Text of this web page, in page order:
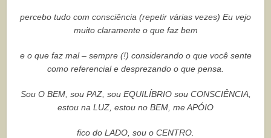
percebo tudo com consciência (repetir várias vezes) Eu vejo
muito claramente o que faz bem
e o que faz mal – sempre (!) considerando o que você sente
como referencial e desprezando o que pensa.
Sou O BEM, sou PAZ, sou EQUILÍBRIO sou CONSCIÊNCIA,
estou na LUZ, estou no BEM, me APÓIO
fico do LADO, sou o CENTRO.